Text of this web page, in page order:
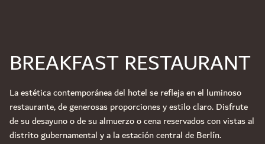
BREAKFAST RESTAURANT
La estética contemporánea del hotel se refleja en el luminoso
restaurante, de generosas proporciones y estilo claro. Disfrute
de su desayuno o de su almuerzo o cena reservados con vistas al
distrito gubernamental y a la estación central de Berlín.